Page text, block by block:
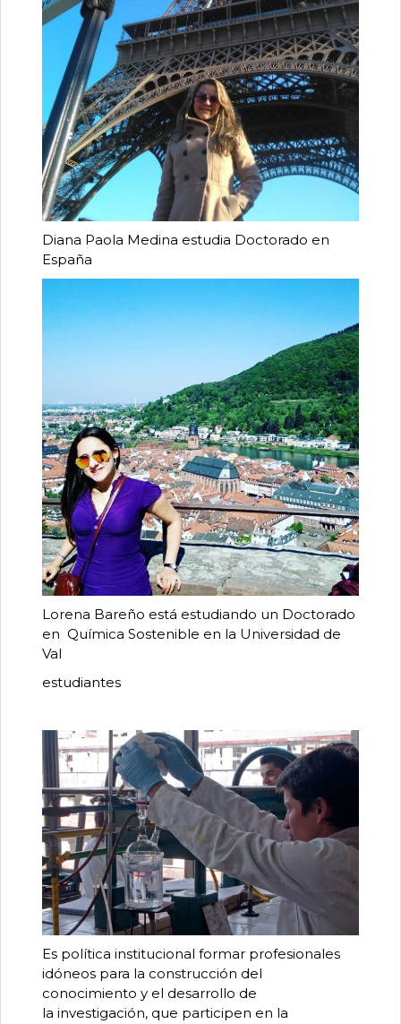
Diana Paola Medina estudia Doctorado en
España
Lorena Bareño está estudiando un Doctorado
en Química Sostenible en la Universidad de
Val
estudiantes
Es política institucional formar profesionales
idóneos para la construcción del
conocimiento y el desarrollo de
la investigación, que participen en la